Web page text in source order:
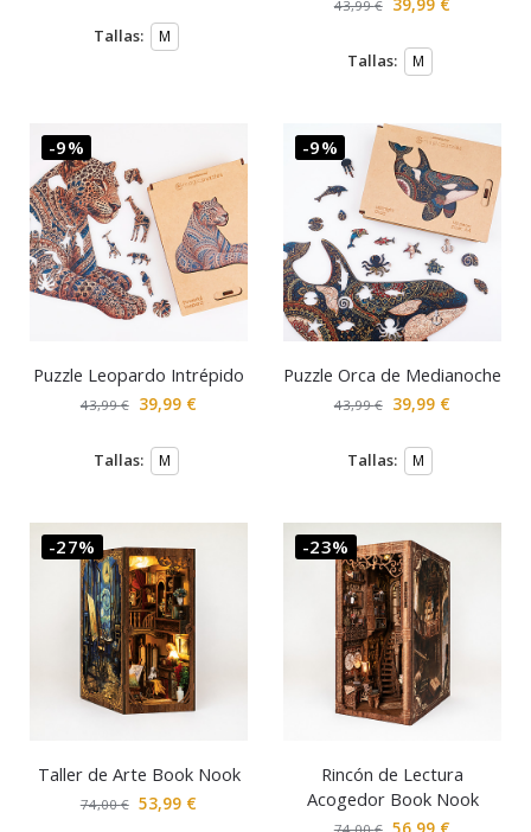
Tallas: M
43,99€ 39,99 €
Tallas: M
-9%
Puzzle Leopardo Intrépido
43,99€ 39,99 €
Tallas: M
-9%
Puzzle Orca de Medianoche
43,99€ 39,99 €
Tallas: M
-27%
Taller de Arte Book Nook
74,00€ 53,99 €
-23%
Rincón de Lectura
Acogedor Book Nook